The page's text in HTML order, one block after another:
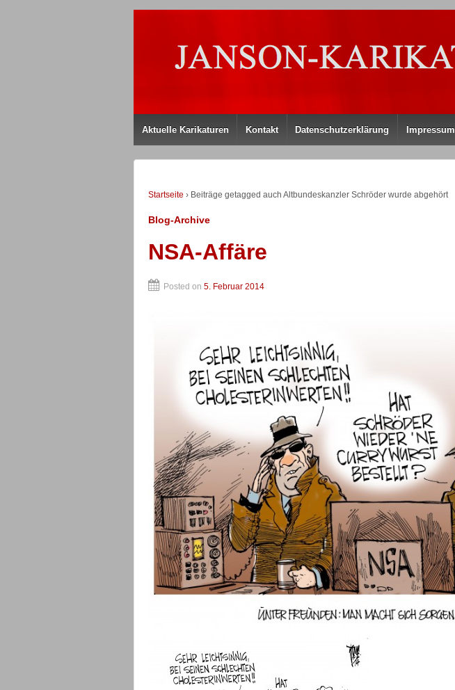
Aktuelle Karikaturen Kontakt Datenschutzerklärung Impressum
Startseite › Beiträge getagged auch Altbundeskanzler Schröder wurde abgehört
Blog-Archive
NSA-Affäre
Posted on 5. Februar 2014